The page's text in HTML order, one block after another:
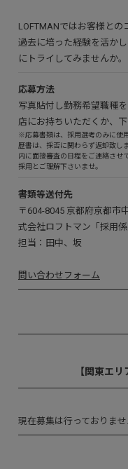
LOFTMANではお客様との
過去に培った経験を活か
にトライしてみませんか。
応募方法
写真貼付し勤務希望職種
店にお持ちいただくか、
※応募書類は、採用選考のみに使
歴書は、採否に関わらず返却致し
内に面接審査の日程をご連絡させ
採用とご理解下さいませ。
書類等送付先
〒604-8045 京都府京都市
式会社ロフトマン「採用
担当：田中、坂
問い合わせフォーム
【関東エ
現在募集は行っておりませ